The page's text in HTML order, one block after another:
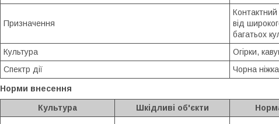
Призначення
Контактний
від
багатьох
Культура
Огірки,
Спектр дії
Чорна
Норми внесення
Культура Шкідливі об'єкти